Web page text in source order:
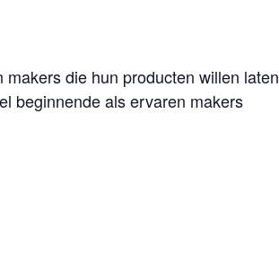
die hun producten willen laten
beginnende als ervaren makers